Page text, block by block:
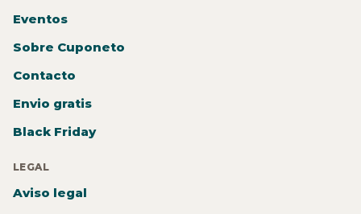
Eventos
Sobre Cuponeto
Contacto
Envio gratis
Black Friday
LEGAL
Aviso legal